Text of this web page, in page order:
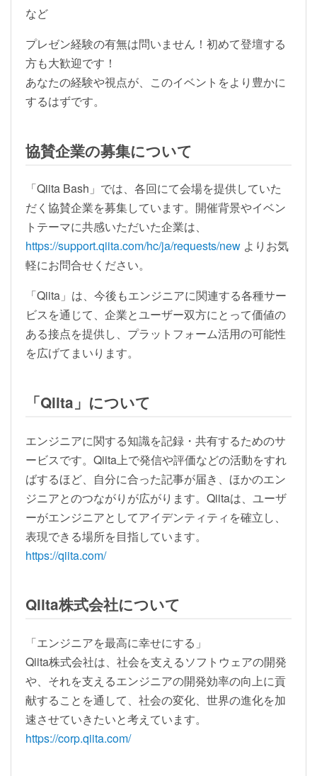
など
プレゼン経験の有無は問いません！初めて登壇する
方も大歓迎です！
あなたの経験や視点が、このイベントをより豊かに
するはずです。
協賛企業の募集について
「Qiita Bash」では、各回にて会場を提供していた
だく協賛企業を募集しています。開催背景やイベン
トテーマに共感いただいた企業は、
https://support.qiita.com/hc/ja/requests/new よりお気
軽にお問合せください。
「Qiita」は、今後もエンジニアに関連する各種サー
ビスを通じて、企業とユーザー双方にとって価値の
ある接点を提供し、プラットフォーム活用の可能性
を広げてまいります。
「Qiita」について
エンジニアに関する知識を記録・共有するためのサ
ービスです。Qiita上で発信や評価などの活動をすれ
ばするほど、自分に合った記事が届き、ほかのエン
ジニアとのつながりが広がります。Qiitaは、ユーザ
ーがエンジニアとしてアイデンティティを確立し、
表現できる場所を目指しています。
https://qiita.com/
Qiita株式会社について
「エンジニアを最高に幸せにする」
Qiita株式会社は、社会を支えるソフトウェアの開発
や、それを支えるエンジニアの開発効率の向上に貢
献することを通して、社会の変化、世界の進化を加
速させていきたいと考えています。
https://corp.qiita.com/